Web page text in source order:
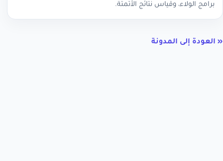
برامج الولاء، وقياس نتائج الأتمتة.
« العودة إلى المدونة